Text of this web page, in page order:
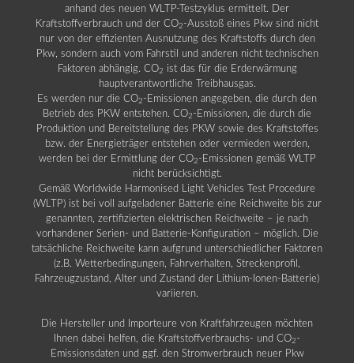
anhand des neuen WLTP-Testzyklus ermittelt. Der
Kraftstoffverbrauch und der CO2 -Ausstoß eines Pkw sind nicht
nur von der effizienten Ausnutzung des Kraftstoffs durch den
Pkw, sondern auch vom Fahrstil und anderen nicht technischen
Faktoren abhängig. CO2 ist das für die Erderwärmung
hauptverantwortliche Treibhausgas.
Es werden nur die CO2 -Emissionen angegeben, die durch den
Betrieb des PKW entstehen. CO2 -Emissionen, die durch die
Produktion und Bereitstellung des PKW sowie des Kraftstoffes
bzw. der Energieträger entstehen oder vermieden werden,
werden bei der Ermittlung der CO2 -Emissionen gemäß WLTP
nicht berücksichtigt.
Gemäß Worldwide Harmonised Light Vehicles Test Procedure
(WLTP) ist bei voll aufgeladener Batterie eine Reichweite bis zur
genannten, zertifizierten elektrischen Reichweite – je nach
vorhandener Serien- und Batterie-Konfiguration – möglich. Die
tatsächliche Reichweite kann aufgrund unterschiedlicher Faktoren
(z.B. Wetterbedingungen, Fahrverhalten, Streckenprofil,
Fahrzeugzustand, Alter und Zustand der Lithium-Ionen-Batterie)
variieren.
Die Hersteller und Importeure von Kraftfahrzeugen möchten
Ihnen dabei helfen, die Kraftstoffverbrauchs- und CO2 -
Emissionsdaten und ggf. den Stromverbrauch neuer Pkw